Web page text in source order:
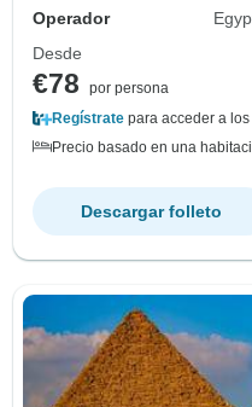
Operador
Desde
€78
por persona
Regístrate para acceder a
Precio basado en una
Descargar folleto